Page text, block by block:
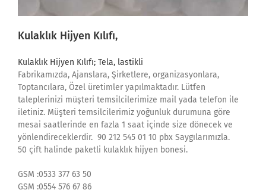
Kulaklık Hijyen Kılıfı,
Kulaklık Hijyen Kılıfı; Tela, lastikli
Fabrikamızda, Ajanslara, Şirketlere, organizasyonlara,
Toptancılara, Özel üretimler yapılmaktadır. Lütfen
taleplerinizi müşteri temsilcilerimize mail yada telefon ile
iletiniz. Müşteri temsilcilerimiz yoğunluk durumuna göre
mesai saatlerinde en fazla 1 saat içinde size dönecek ve
yönlendireceklerdir. 90 212 545 01 10 pbx Saygılarımızla.
50 çift halinde paketli kulaklık hijyen bonesi.
GSM :0533 377 63 50
GSM :0554 576 67 86